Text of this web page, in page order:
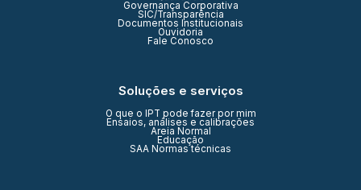
Governança Corporativa
SIC/Transparência
Documentos Institucionais
Ouvidoria
Fale Conosco
Soluções e serviços
O que o IPT pode fazer por mim
Ensaios, análises e calibrações
Areia Normal
Educação
SAA Normas técnicas